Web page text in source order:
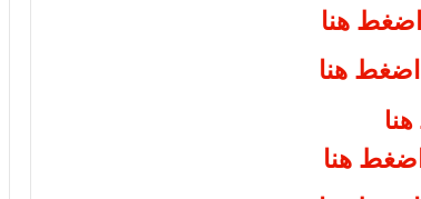
اضغط هنا
اضغط هنا
اضغط هنا